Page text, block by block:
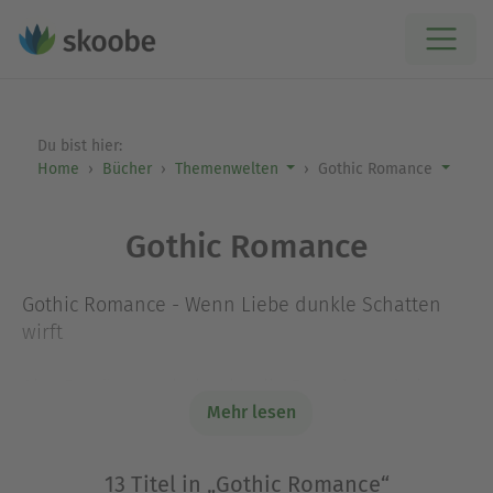
Du bist hier:
Home
Bücher Themenwelten Gothic Romance
Gothic Romance
Gothic Romance - Wenn Liebe dunkle Schatten
wirft
Liebe, die zwischen Leidenschaft und Bedrohung
ihre Herzen gerne auf Hochtouren bringen — mit
Mehr lesen
13 Titel in „Gothic Romance“